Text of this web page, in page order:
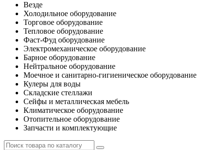
Везде
Холодильное оборудование
Торговое оборудование
Тепловое оборудование
Фаст-Фуд оборудование
Электромеханическое оборудование
Барное оборудование
Нейтральное оборудование
Моечное и санитарно-гигиеническое оборудование
Кулеры для воды
Складские стеллажи
Сейфы и металлическая мебель
Климатическое оборудование
Отопительное оборудование
Запчасти и комплектующие